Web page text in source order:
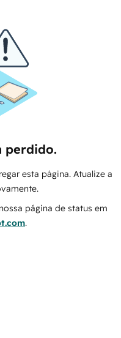
perdido.
esta página. Atualize a
página de status em
.